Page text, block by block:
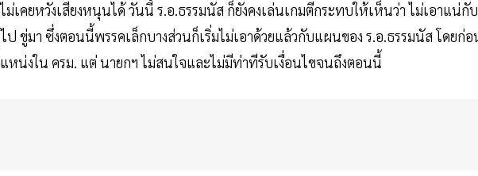
เคยหวังเสียงหนุนได้ วันนี้ ร.อ.ธรรมนัส ก็ยังคงเล่นเกมตีกระทบให้เห็นว่า ไม่เอาแน่กับ
ไป ขู่มา ซึ่งตอนนี้พรรคเล็กบางส่วนก็เริ่มไม่เอาด้วยแล้วกับแผนของ ร.อ.ธรรมนัส โดยก่
หน่งใน ครม. แต่ นายกฯ ไม่สนใจและไม่มีท่าทีรับเงื่อนไขจนถึงตอนนี้